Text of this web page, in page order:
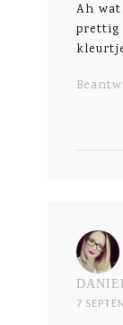
Ah
prettig
7